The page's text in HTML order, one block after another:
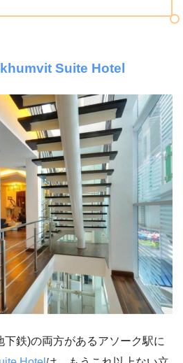
Suite Hotel
下鉄)の両方があるアソーク駅に